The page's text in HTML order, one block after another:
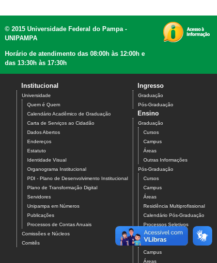
© 2015 Universidade Federal do Pampa -
UNIPAMPA
Horário de atendimento das 08:00h às 12:00h e
das 13:30h às 17:30h
Institucional
Universidade
Quem é Quem
Calendário Acadêmico de Graduação
Carta de Serviços ao Cidadão
Dados Abertos
Endereços
Estatuto
Identidade Visual
Organograma Institucional
PDI - Plano de Desenvolvimento Institucional
Plano de Transformação Digital
Servidores
Unipampa em Números
Publicações
Processos de Contas Anuais
Comissões e Núcleos
Comitês
Ingresso
Graduação
Pós-Graduação
Ensino
Graduação
Cursos
Campus
Áreas
Outras Informações
Pós-Graduação
Cursos
Campus
Áreas
Residência Multiprofissional
Calendário Pós-Graduação
Processos Seletivos
Pós-Graduação
Projetos
Campus
Áreas